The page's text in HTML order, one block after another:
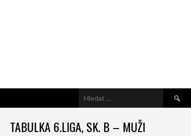
TABULKA 6.LIGA, SK. B – MUŽI